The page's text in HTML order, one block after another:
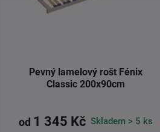
Pevný lamelový rošt Fénix
Classic 200x90cm
od 1 345 Kč Skladem > 5 ks